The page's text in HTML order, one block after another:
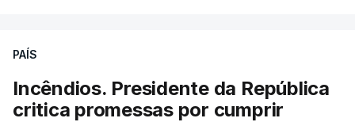
PAÍS
Incêndios. Presidente da República
critica promessas por cumprir